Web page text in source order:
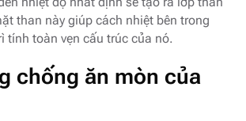
than này giúp cách nhiệt bên trong
tính toàn vẹn cấu trúc của nó.
chống ăn mòn của